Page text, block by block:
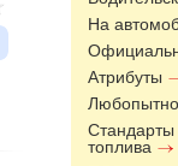
На
Атрибуты
Стандарты
топлива